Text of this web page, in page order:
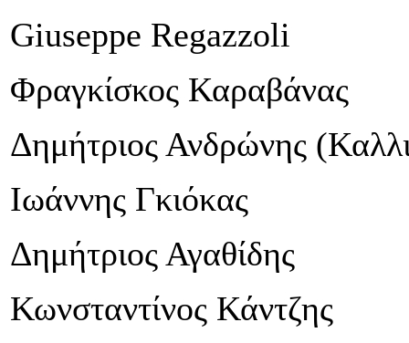
Giuseppe Regazzoli
Φραγκίσκος Καραβάνας
Δημήτριος Ανδρώνης
Ιωάννης Γκιόκας
Δημήτριος Αγαθίδης
Κωνσταντίνος Κάντζης